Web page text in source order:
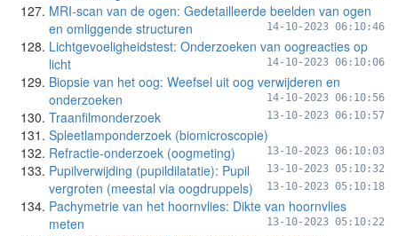
MRI-scan van de ogen: Gedetailleerde beelden van ogen
en omliggende structuren
14-10-2023 06:10:46
Lichtgevoeligheidstest: Onderzoeken van oogreacties op
licht
14-10-2023 06:10:06
Biopsie van het oog: Weefsel uit oog verwijderen en
onderzoeken
14-10-2023 06:10:56
Traanfilmonderzoek 13-10-2023 06:10:57
Spleetlamponderzoek (biomicroscopie)
13-10-2023 06:10:03
Refractie-onderzoek (oogmeting)
13-10-2023 05:10:32
Pupilverwijding (pupildilatatie): Pupil
vergroten (meestal via oogdruppels)
13-10-2023 05:10:18
Pachymetrie van het hoornvlies: Dikte van hoornvlies
meten
13-10-2023 05:10:22